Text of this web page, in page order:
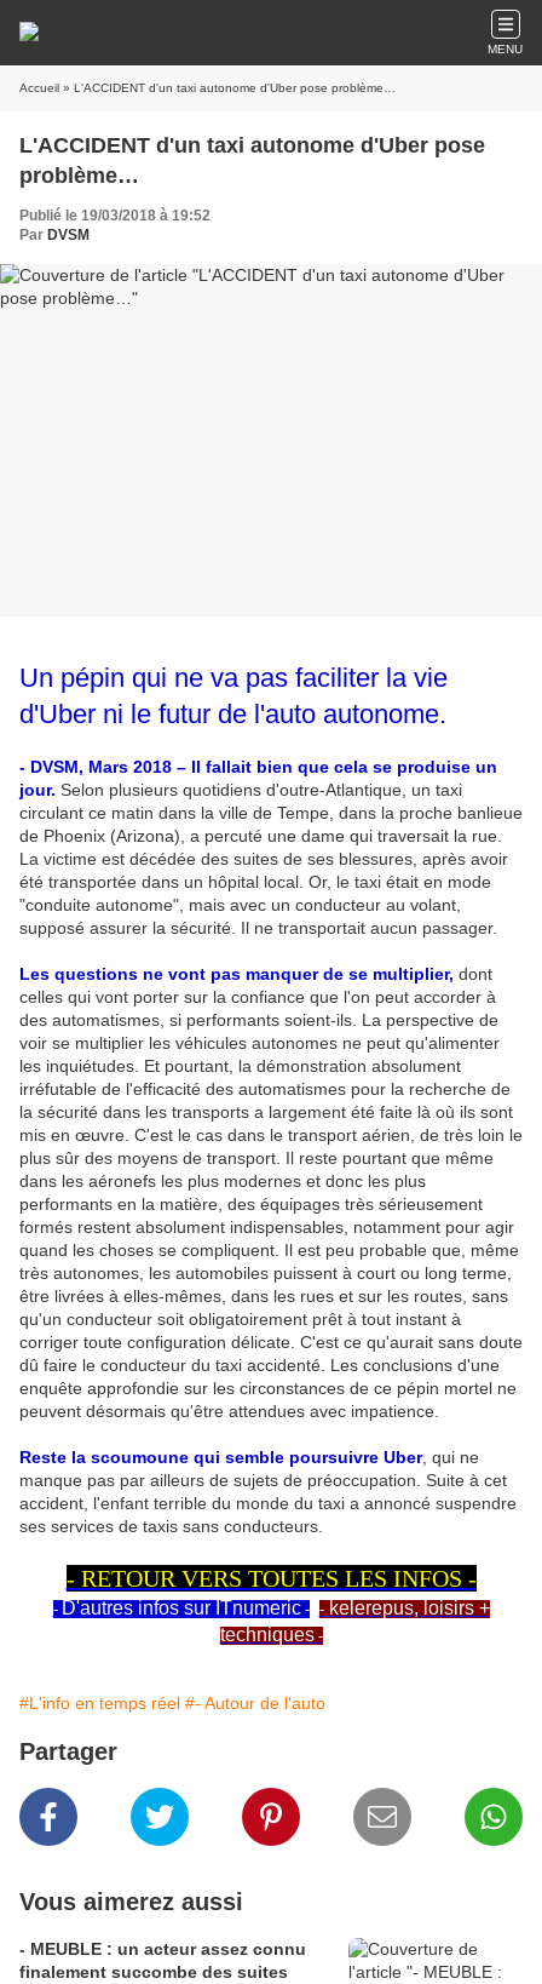
MENU
Accueil » L'ACCIDENT d'un taxi autonome d'Uber pose problème…
L'ACCIDENT d'un taxi autonome d'Uber pose
problème…
Publié le 19/03/2018 à 19:52
Par DVSM
Un pépin qui ne va pas faciliter la vie
d'Uber ni le futur de l'auto autonome.
- DVSM, Mars 2018 – Il fallait bien que cela se produise un
jour. Selon plusieurs quotidiens d'outre-Atlantique, un taxi
circulant ce matin dans la ville de Tempe, dans la proche banlieue
de Phoenix (Arizona), a percuté une dame qui traversait la rue.
La victime est décédée des suites de ses blessures, après avoir
été transportée dans un hôpital local. Or, le taxi était en mode
"conduite autonome", mais avec un conducteur au volant,
supposé assurer la sécurité. Il ne transportait aucun passager.
Les questions ne vont pas manquer de se multiplier, dont
celles qui vont porter sur la confiance que l'on peut accorder à
des automatismes, si performants soient-ils. La perspective de
voir se multiplier les véhicules autonomes ne peut qu'alimenter
les inquiétudes. Et pourtant, la démonstration absolument
irréfutable de l'efficacité des automatismes pour la recherche de
la sécurité dans les transports a largement été faite là où ils sont
mis en œuvre. C'est le cas dans le transport aérien, de très loin le
plus sûr des moyens de transport. Il reste pourtant que même
dans les aéronefs les plus modernes et donc les plus
performants en la matière, des équipages très sérieusement
formés restent absolument indispensables, notamment pour agir
quand les choses se compliquent. Il est peu probable que, même
très autonomes, les automobiles puissent à court ou long terme,
être livrées à elles-mêmes, dans les rues et sur les routes, sans
qu'un conducteur soit obligatoirement prêt à tout instant à
corriger toute configuration délicate. C'est ce qu'aurait sans doute
dû faire le conducteur du taxi accidenté. Les conclusions d'une
enquête approfondie sur les circonstances de ce pépin mortel ne
peuvent désormais qu'être attendues avec impatience.
Reste la scoumoune qui semble poursuivre Uber, qui ne
manque pas par ailleurs de sujets de préoccupation. Suite à cet
accident, l'enfant terrible du monde du taxi a annoncé suspendre
ses services de taxis sans conducteurs.
- RETOUR VERS TOUTES LES INFOS -
- D'autres infos sur ITnumeric- -kelerepus, loisirs +
techniques-
#L'info en temps réel #- Autour de l'auto
Partager
Vous aimerez aussi
- MEUBLE : un acteur assez connu
finalement succombe des suites